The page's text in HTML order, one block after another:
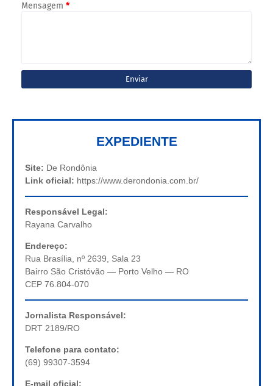
Mensagem *
EXPEDIENTE
Site: De Rondônia
Link oficial: https://www.derondonia.com.br/
Responsável Legal:
Rayana Carvalho
Endereço:
Rua Brasília, nº 2639, Sala 23
Bairro São Cristóvão — Porto Velho — RO
CEP 76.804-070
Jornalista Responsável:
DRT 2189/RO
Telefone para contato:
(69) 99307-3594
E-mail oficial: